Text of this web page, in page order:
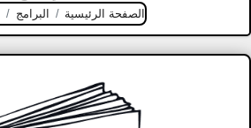
الصفحة الرئيسية البرامج